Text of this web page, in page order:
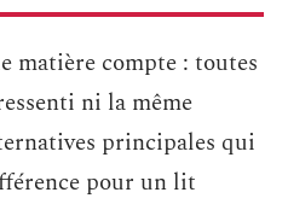
matière compte : toutes
ni la même
principales qui
pour un lit